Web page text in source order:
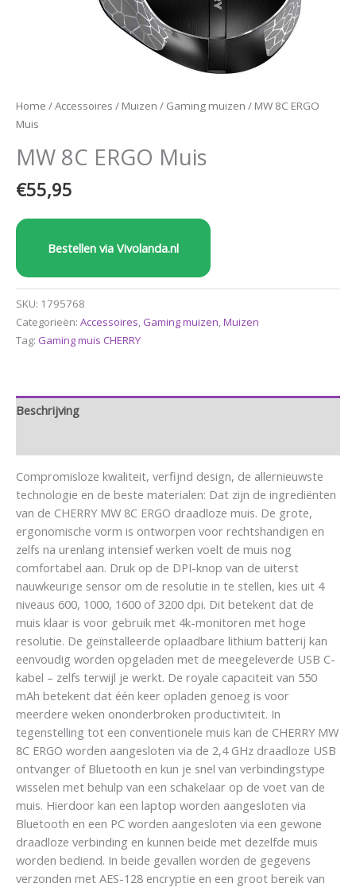
Home /Accessoires / Muizen / Gaming muizen / MW 8C ERGO
Muis
MW 8C ERGO Muis
€55,95
Bestellen via Vivolanda.nl
SKU: 1795768
Categorieën: Accessoires, Gaming muizen,Muizen
Tag: Gaming muis CHERRY
Beschrijving
Compromisloze kwaliteit, verfijnd design, de allernieuwste
technologie en de beste materialen: Dat zijn de ingrediënten
van de CHERRY MW 8C ERGO draadloze muis. De grote,
ergonomische vorm is ontworpen voor rechtshandigen en
zelfs na urenlang intensief werken voelt de muis nog
comfortabel aan. Druk op de DPI-knop van de uiterst
nauwkeurige sensor om de resolutie in te stellen, kies uit 4
niveaus 600, 1000, 1600 of 3200 dpi. Dit betekent dat de
muis klaar is voor gebruik met 4k-monitoren met hoge
resolutie. De geïnstalleerde oplaadbare lithium batterij kan
eenvoudig worden opgeladen met de meegeleverde USB C-
kabel – zelfs terwijl je werkt. De royale capaciteit van 550
mAh betekent dat één keer opladen genoeg is voor
meerdere weken ononderbroken productiviteit. In
tegenstelling tot een conventionele muis kan de CHERRY MW
8C ERGO worden aangesloten via de 2,4 GHz draadloze USB
ontvanger of Bluetooth en kun je snel van verbindingstype
wisselen met behulp van een schakelaar op de voet van de
muis. Hierdoor kan een laptop worden aangesloten via
Bluetooth en een PC worden aangesloten via een gewone
draadloze verbinding en kunnen beide met dezelfde muis
worden bediend. In beide gevallen worden de gegevens
verzonden met AES-128 encryptie en een groot bereik van